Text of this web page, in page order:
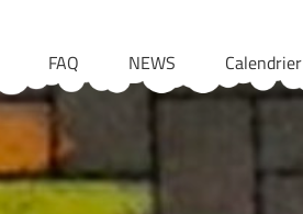
FAQ NEWS Calendrier